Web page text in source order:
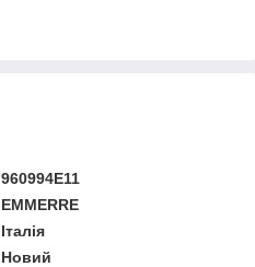
960994E11
EMMERRE
Італія
Новий